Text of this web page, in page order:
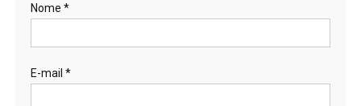
Nome *
E-mail *